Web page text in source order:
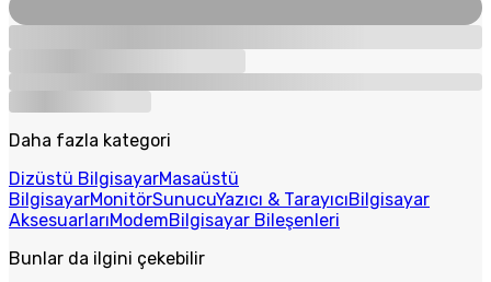
Daha fazla kategori
Dizüstü BilgisayarMasaüstü
BilgisayarMonitörSunucuYazıcı & TarayıcıBilgisayar
AksesuarlarıModemBilgisayar Bileşenleri
Bunlar da ilgini çekebilir